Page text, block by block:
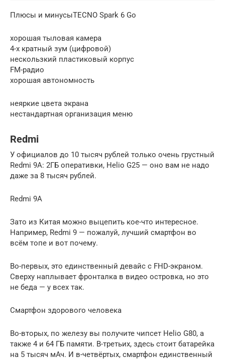
Плюсы и минусыTECNO Spark 6 Go
хорошая тыловая камера
4-х кратный зум (цифровой)
нескользкий пластиковый корпус
FM-радио
хорошая автономность
неяркие цвета экрана
нестандартная организация меню
Redmi
У официалов до 10 тысяч рублей только очень грустный
Redmi 9A: 2ГБ оперативки, Helio G25 — оно вам не надо
даже за 8 тысяч рублей.
Redmi 9A
Зато из Китая можно выцепить кое-что интересное.
Например, Redmi 9 — пожалуй, лучший смартфон во
всём топе и вот почему.
Во-первых, это единственный девайс с FHD-экраном.
Сверху наплывает фронталка в видео островка, но это
не беда — у всех так.
Смартфон здорового человека
Во-вторых, по железу вы получите чипсет Helio G80, а
также 4 и 64 ГБ памяти. В-третьих, здесь стоит батарейка
на 5 тысяч мАч. И в-четвёртых, смартфон единственный